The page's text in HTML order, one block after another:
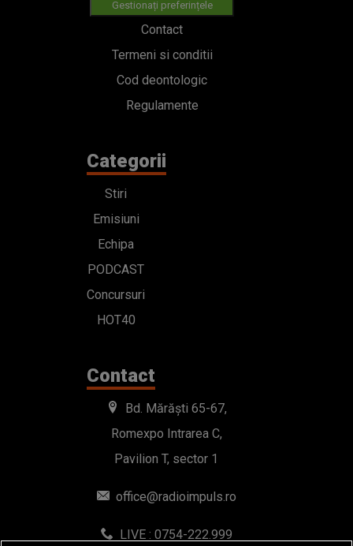
Gestionați preferințele
Contact
Termeni si conditii
Cod deontologic
Regulamente
Categorii
Stiri
Emisiuni
Echipa
PODCAST
Concursuri
HOT40
Contact
Bd. Mărăști 65-67,
Romexpo Intrarea C,
Pavilion T, sector 1
office@radioimpuls.ro
LIVE : 0754-222.999